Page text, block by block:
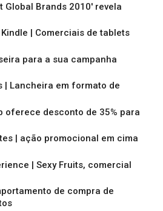
Global Brands 2010' revela
Kindle | Comerciais de tablets
para a sua campanha
| Lancheira em formato de
oferece desconto de 35% para
| ação promocional em cima
| Sexy Fruits, comercial
de compra de